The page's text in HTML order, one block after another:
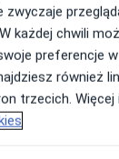
zwyczaje
każdej chwili
preferencje
również
trzecich.